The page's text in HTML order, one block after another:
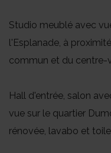
Studio meublé avec
l'Esplanade, à
commun et du centre-
Hall d'entrée, salon
vue sur le quartier
rénovée, lavabo et